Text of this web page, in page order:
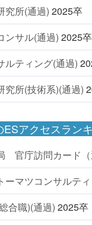
究所(通過) 2025卒
ンサル(通過) 2025卒
ルティング(通過)
究所(技術系)(通過)
ESアクセスラン
官庁訪問カード（
ーマツコンサルテ
合職)(通過) 2025卒